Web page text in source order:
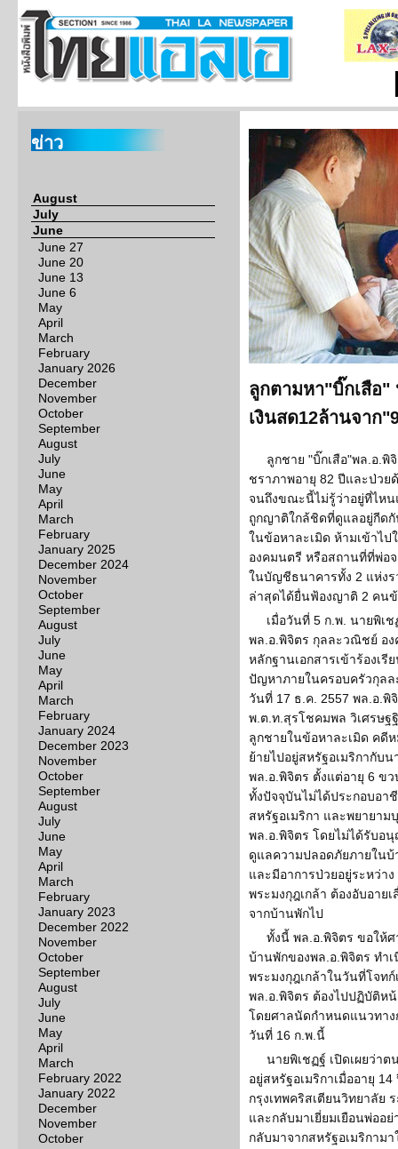
ข่าว
August
July
June
June 27
June 20
June 13
June 6
May
April
March
February
January 2026
December
November
October
September
August
July
June
May
April
March
February
January 2025
December 2024
November
October
September
August
July
June
May
April
March
February
January 2024
December 2023
November
October
September
August
July
June
May
April
March
February
January 2023
December 2022
November
October
September
August
July
June
May
April
March
February 2022
January 2022
December
November
October
ลูกตามหา"บิ๊กเสือ"
เงินสด12ล้านจาก
ลูกชาย "บิ๊กเสือ"พล.อ.
ชราภาพอายุ 82 ปีและป่วย
จนถึงขณะนี้ไม่รู้ว่าอยู่ที่ไห
ถูกญาติใกล้ชิดที่ดูแลอยู่กีด
ในข้อหาละเมิด ห้ามเข้าไ
องคมนตรี หรือสถานที่ที่พ่อ
ในบัญชีธนาคารทั้ง 2 แห่งร
ล่าสุดได้ยื่นฟ้องญาติ 2 คน
เมื่อวันที่ 5 ก.พ. นายพิเ
พล.อ.พิจิตร กุลละวณิชย์ อ
หลักฐานเอกสารเข้าร้องเ
ปัญหาภายในครอบครัวกุลล
วันที่ 17 ธ.ค. 2557 พล.อ.
พ.ต.ท.สุรโชคมพล วิเศรษฐ
ลูกชายในข้อหาละเมิด คดี
ย้ายไปอยู่สหรัฐอเมริกากับ
พล.อ.พิจิตร ตั้งแต่อายุ 6 ข
ทั้งปัจจุบันไม่ได้ประกอบอา
สหรัฐอเมริกา และพยายา
พล.อ.พิจิตร โดยไม่ได้รับอ
ดูแลความปลอดภัยภายใน
และมีอาการป่วยอยู่ระหว่า
พระมงกุฎเกล้า ต้องอับอาย
จากบ้านพักไป
ทั้งนี้ พล.อ.พิจิตร ขอให้ศ
บ้านพักของพล.อ.พิจิตร ทำ
พระมงกุฎเกล้าในวันที่โจท
พล.อ.พิจิตร ต้องไปปฏิบัติห
โดยศาลนัดกำหนดแนวทา
วันที่ 16 ก.พ.นี้
นายพิเชฏฐ์ เปิดเผยว่า
อยู่สหรัฐอเมริกาเมื่ออายุ
กรุงเทพคริสเตียนวิทยาลัย
และกลับมาเยี่ยมเยือนพ่ออ
กลับมาจากสหรัฐอเมริกาม